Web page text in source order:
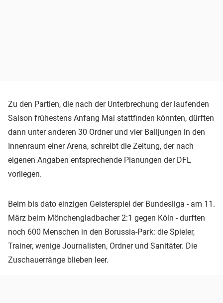
Zu den Partien, die nach der Unterbrechung der laufenden
Saison frühestens Anfang Mai stattfinden könnten, dürften
dann unter anderen 30 Ordner und vier Balljungen in den
Innenraum einer Arena, schreibt die Zeitung, der nach
eigenen Angaben entsprechende Planungen der DFL
vorliegen.
Beim bis dato einzigen Geisterspiel der Bundesliga - am 11.
März beim Mönchengladbacher 2:1 gegen Köln - durften
noch 600 Menschen in den Borussia-Park: die Spieler,
Trainer, wenige Journalisten, Ordner und Sanitäter. Die
Zuschauerränge blieben leer.